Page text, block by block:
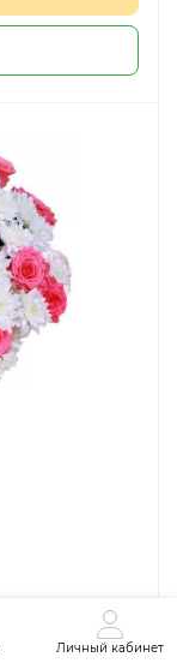
Личный кабинет